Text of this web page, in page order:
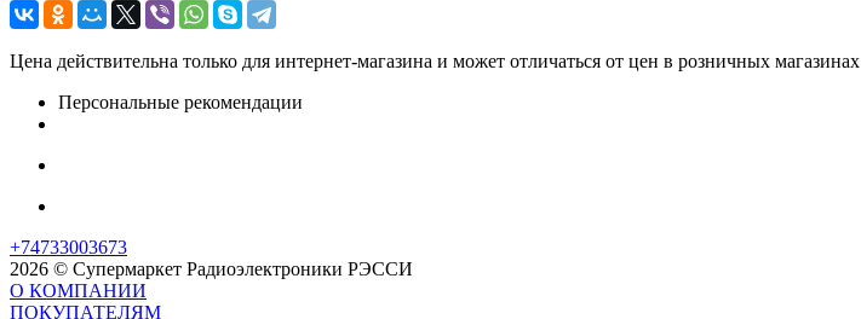
Цена действительна только для интернет-магазина и может отличаться от цен в розничных магазинах
Персональные рекомендации
+74733003673
2026 © Супермаркет Радиоэлектроники РЭССИ
О КОМПАНИИ
ПОКУПАТЕЛЯМ